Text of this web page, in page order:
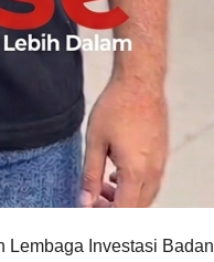
Lembaga Investasi Badan